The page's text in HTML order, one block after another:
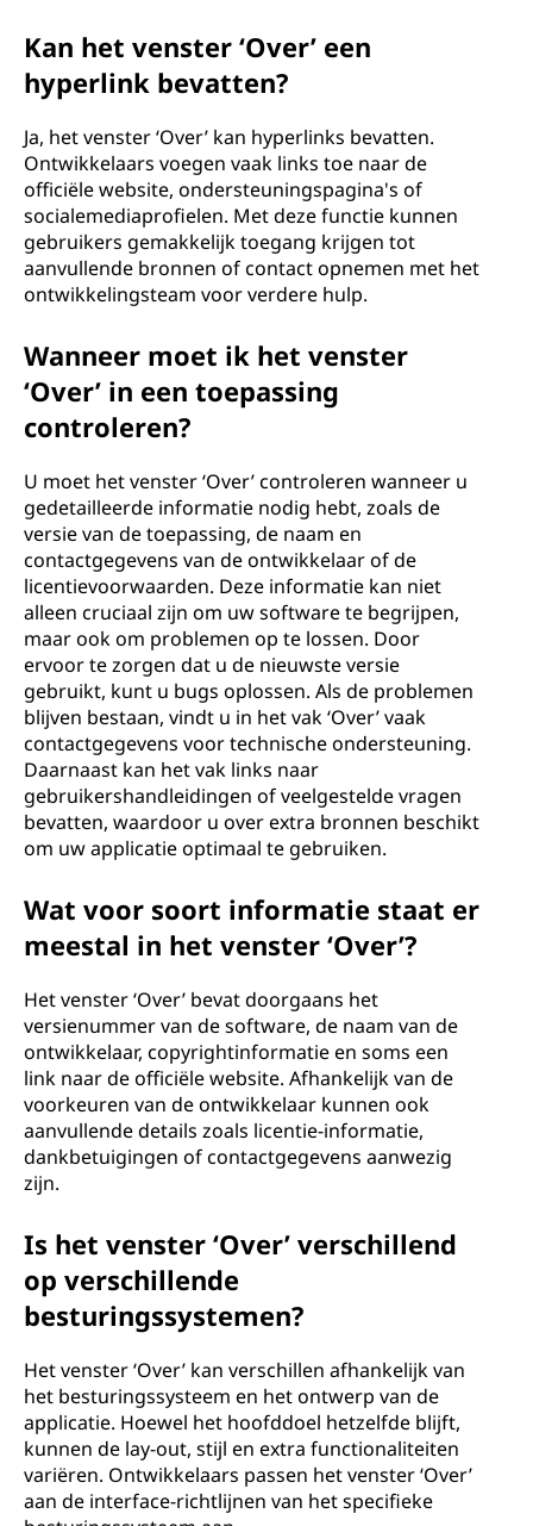
Kan het venster ‘Over’ een
hyperlink bevatten?
Ja, het venster ‘Over’ kan hyperlinks bevatten.
Ontwikkelaars voegen vaak links toe naar de
officiële website, ondersteuningspagina's of
socialemediaprofielen. Met deze functie kunnen
gebruikers gemakkelijk toegang krijgen tot
aanvullende bronnen of contact opnemen met het
ontwikkelingsteam voor verdere hulp.
Wanneer moet ik het venster
‘Over’ in een toepassing
controleren?
U moet het venster ‘Over’ controleren wanneer u
gedetailleerde informatie nodig hebt, zoals de
versie van de toepassing, de naam en
contactgegevens van de ontwikkelaar of de
licentievoorwaarden. Deze informatie kan niet
alleen cruciaal zijn om uw software te begrijpen,
maar ook om problemen op te lossen. Door
ervoor te zorgen dat u de nieuwste versie
gebruikt, kunt u bugs oplossen. Als de problemen
blijven bestaan, vindt u in het vak ‘Over’ vaak
contactgegevens voor technische ondersteuning.
Daarnaast kan het vak links naar
gebruikershandleidingen of veelgestelde vragen
bevatten, waardoor u over extra bronnen beschikt
om uw applicatie optimaal te gebruiken.
Wat voor soort informatie staat er
meestal in het venster ‘Over’?
Het venster ‘Over’ bevat doorgaans het
versienummer van de software, de naam van de
ontwikkelaar, copyrightinformatie en soms een
link naar de officiële website. Afhankelijk van de
voorkeuren van de ontwikkelaar kunnen ook
aanvullende details zoals licentie-informatie,
dankbetuigingen of contactgegevens aanwezig
zijn.
Is het venster ‘Over’ verschillend
op verschillende
besturingssystemen?
Het venster ‘Over’ kan verschillen afhankelijk van
het besturingssysteem en het ontwerp van de
applicatie. Hoewel het hoofddoel hetzelfde blijft,
kunnen de lay-out, stijl en extra functionaliteiten
variëren. Ontwikkelaars passen het venster ‘Over’
aan de interface-richtlijnen van het specifieke